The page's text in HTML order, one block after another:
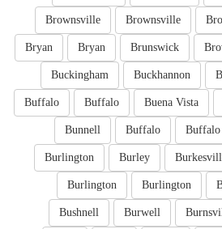
Brownsville
Brownsville
Brunswick
Bryan
Bryan
Buckhannon
Buckingham
Buena Vista
Buffalo
Buffalo
Buffalo
Buffalo
Bunnell
Burley
Burlington
Burlington
Burlington
Burwell
Bushnell